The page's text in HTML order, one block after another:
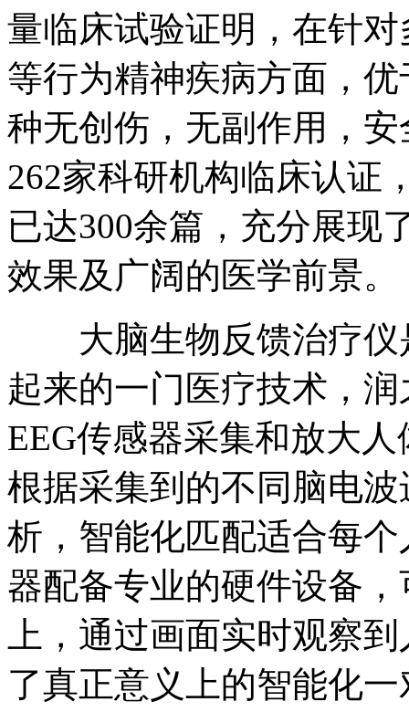
量临床试验证明，在针
等行为精神疾病方面，
种无创伤，无副作用，
262家科研机构临床认证
已达300余篇，充分展现
效果及广阔的医学前景。
大脑生物反馈治疗仪
起来的一门医疗技术，
EEG传感器采集和放大
根据采集到的不同脑电
析，智能化匹配适合每
器配备专业的硬件设备
上，通过画面实时观察
了真正意义上的智能化